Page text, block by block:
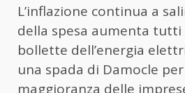
L’inflazione continua a
della spesa aumenta tutti
bollette dell’energia
una spada di Damocle
maggioranza delle